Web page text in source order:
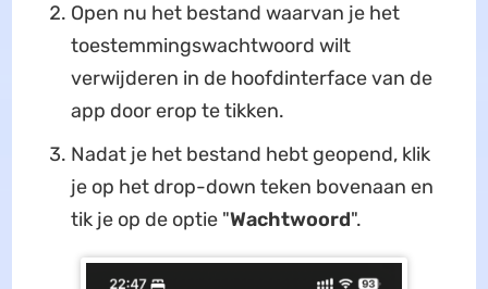
Open nu het bestand waarvan je het
toestemmingswachtwoord wilt
verwijderen in de hoofdinterface van de
app door erop te tikken.
Nadat je het bestand hebt geopend, klik
je op het drop-down teken bovenaan en
tik je op de optie "Wachtwoord".